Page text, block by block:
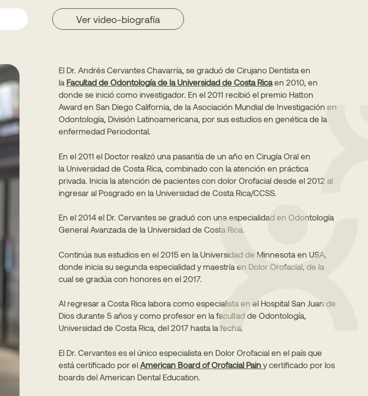
Ver video-biografía
El Dr. Andrés Cervantes Chavarría, se graduó de Cirujano Dentista en
la Facultad de Odontología de la Universidad de Costa Ricaen 2010, en
donde se inició como investigador. En el 2011 recibió el premio Hatton
Award en San Diego California, de la Asociación Mundial de Investigación en
Odontología, División Latinoamericana, por sus estudios en genética de la
enfermedad Periodontal.
En el 2011 el Doctor realizó una pasantía de un año en Cirugía Oral en
la Universidad de Costa Rica, combinado con la atención en práctica
privada. Inicia la atención de pacientes con dolor Orofacial desde el 2012 al
ingresar al Posgrado en la Universidad de Costa Rica/CCSS.
En el 2014 el Dr. Cervantes se graduó con una especialidad en Odontología
General Avanzada de la Universidad de Costa Rica.
Continúa sus estudios en el 2015 en la Universidad de Minnesota en USA,
donde inicia su segunda especialidad y maestría en Dolor Orofacial, de la
cual se gradúa con honores en el 2017.
Al regresar a Costa Rica labora como especialista en el Hospital San Juan de
Dios durante 5 años y como profesor en la facultad de Odontología,
Universidad de Costa Rica, del 2017 hasta la fecha.
El Dr. Cervantes es el único especialista en Dolor Orofacial en el país que
está certificado por el American Board of Orofacial Pain y certificado por los
boards del American Dental Education.